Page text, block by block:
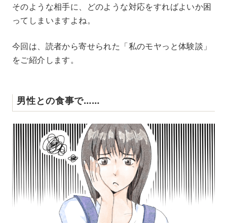
そのような相手に、どのような対応をすればよいか困
ってしまいますよね。
今回は、読者から寄せられた「私のモヤっと体験談」
をご紹介します。
男性との食事で……